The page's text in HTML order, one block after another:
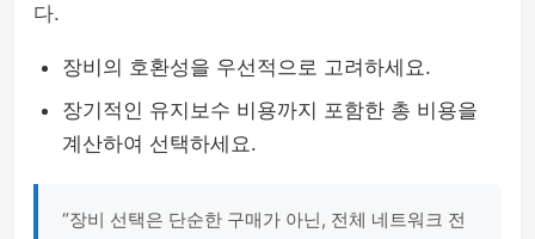
다.
장비의 호환성을 우선적으로 고려하세요.
장기적인 유지보수 비용까지 포함한 총 비용을
계산하여 선택하세요.
“장비 선택은 단순한 구매가 아닌, 전체 네트워크 전